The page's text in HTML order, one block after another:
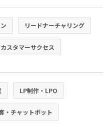
リードナーチャリング
スタマーサクセス
LP制作・LPO
・チャットボット